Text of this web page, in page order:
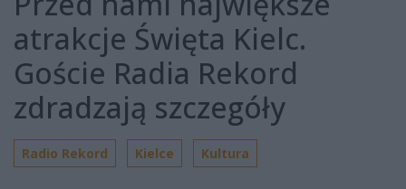
atrakcje Święta Kielc.
Goście Radia Rekord
zdradzają szczegóły
Radio Rekord Kielce Kultura